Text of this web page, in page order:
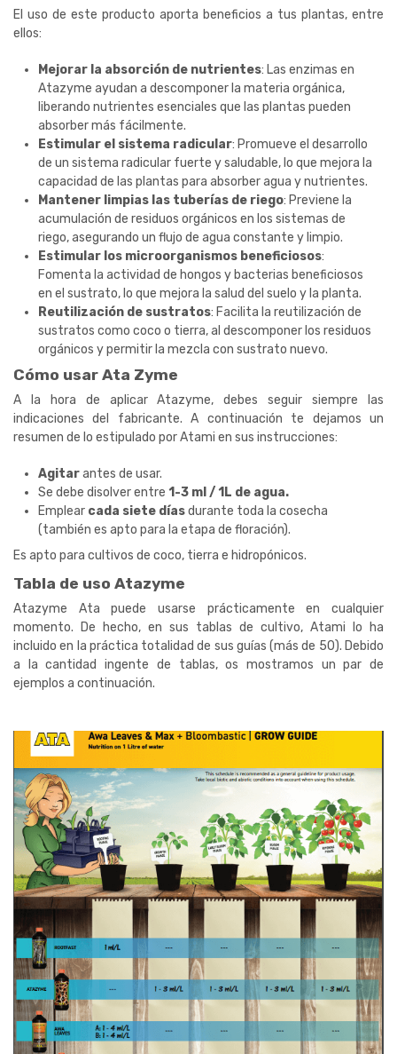
El uso de este producto aporta beneficios a tus plantas, entre
ellos:
Mejorar la absorción de nutrientes: Las enzimas en
Atazyme ayudan a descomponer la materia orgánica,
liberando nutrientes esenciales que las plantas pueden
absorber más fácilmente.
Estimular el sistema radicular: Promueve el desarrollo
de un sistema radicular fuerte y saludable, lo que mejora la
capacidad de las plantas para absorber agua y nutrientes.
Mantener limpias las tuberías de riego: Previene la
acumulación de residuos orgánicos en los sistemas de
riego, asegurando un flujo de agua constante y limpio.
Estimular los microorganismos beneficiosos:
Fomenta la actividad de hongos y bacterias beneficiosos
en el sustrato, lo que mejora la salud del suelo y la planta.
Reutilización de sustratos: Facilita la reutilización de
sustratos como coco o tierra, al descomponer los residuos
orgánicos y permitir la mezcla con sustrato nuevo.
Cómo usar Ata Zyme
A la hora de aplicar Atazyme, debes seguir siempre las
indicaciones del fabricante. A continuación te dejamos un
resumen de lo estipulado por Atami en sus instrucciones:
Agitarantes de usar.
Se debe disolver entre 1-3 ml / 1L de agua.
Emplear cada siete díasdurante toda la cosecha
(también es apto para la etapa de floración).
Es apto para cultivos de coco, tierra e hidropónicos.
Tabla de uso Atazyme
Atazyme Ata puede usarse prácticamente en cualquier
momento. De hecho, en sus tablas de cultivo, Atami lo ha
incluido en la práctica totalidad de sus guías (más de 50). Debido
a la cantidad ingente de tablas, os mostramos un par de
ejemplos a continuación.